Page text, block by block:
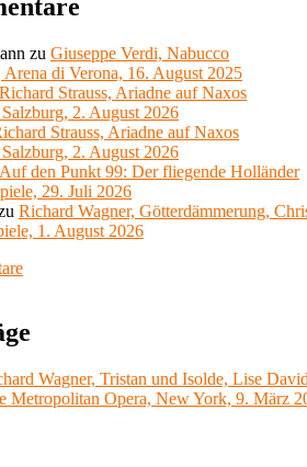
zu Giuseppe Verdi, Nabucco
Arena di Verona, 16. August 2025
Richard Strauss, Ariadne auf Naxos
2. August 2026
Strauss, Ariadne auf Naxos
2. August 2026
Auf den Punkt 99: Der fliegende Holländer
29. Juli 2026
Richard Wagner, Götterdämmerung,
1. August 2026
Wagner, Tristan und Isolde, Lise
Metropolitan Opera, New York, 9. März